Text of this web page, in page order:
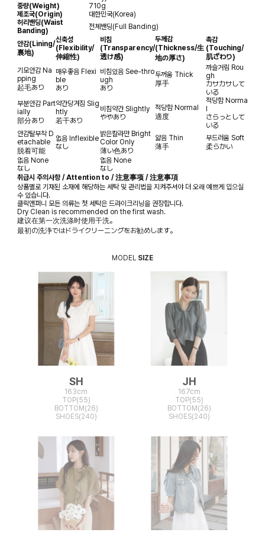
중량(Weight)
710g
제조국(Origin)
대한민국(Korea)
허리밴딩(Waist
Banding)
전체밴딩(Full Banding)
안감(Lining/
裏地)
신축성
(Flexibility/
伸縮性)
비침
(Transparency/
透け感)
두께감
(Thickness/生
地の厚さ)
촉감
(Touching/
肌ざわり)
기모안감 Na
pping
起毛あり
매우좋음 Flexi
ble
あり
비침있음 See-thro
ugh
あり
두꺼움 Thick
厚手
까슬거림 Rou
gh
カサカサして
いる
부분안감 Part
ially
部分あり
약간당겨짐 Slig
htly
若干あり
비침약간Slightly
ややあり
적당함 Normal
適度
적당함 Norma
さらっとして
いる
안감탈부착 D
etachable
脱着可能
없음 Inflexible
なし
밝은칼라만 Bright
Color Only
薄い色あり
얇음 Thin
薄手
부드러움 Soft
柔らかい
없음 None
なし
없음 None
なし
취급시 주의사항 / Attention to / 注意事项 / 注意事項
상품별로 기재된 소재에 해당하는 세탁 및 관리법을 지켜주셔야 더 오래 예쁘게 입으실
수 있습니다.
클릭앤퍼니 모든 의류는 첫 세탁은 드라이크리닝을 권장합니다.
Dry Clean is recommended on the first wash.
建议在第一次洗涤时使用干洗。
最初の洗浄ではドライクリーニングをお勧めします。
MODEL SIZE
SH
163cm
TOP(55)
BOTTOM(26)
SHOES(240)
JH
167cm
TOP(55)
BOTTOM(26)
SHOES(240)